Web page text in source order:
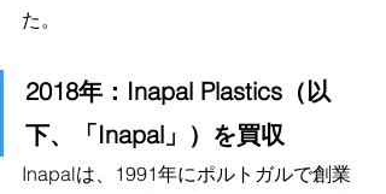
た。
2018年：Inapal Plastics（以
下、「Inapal」）を買収
Inapalは、1991年にポルトガルで創業